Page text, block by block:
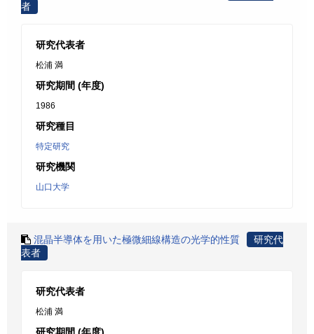
者
研究代表者
松浦 満
研究期間 (年度)
1986
研究種目
特定研究
研究機関
山口大学
混晶半導体を用いた極微細線構造の光学的性質
研究代
表者
研究代表者
松浦 満